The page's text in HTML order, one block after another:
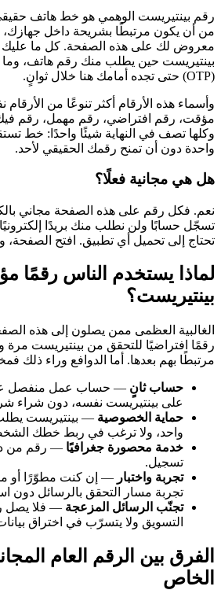
رقم بينتيريست الوهمي هو خط هاتف
من أن يكون مرتبطًا بشريحة داخل
معروض لك على هذه الصفحة. كل ما عليك
بينتيريست حين يطلب منك رقم هاتف،
(OTP) حتى تجده أمامك هنا خلال ثوانٍ.
وأسماء هذه الأرقام أكثر تنوعًا من
مؤقت، رقم افتراضي، رقم مهمل، رقم
وكلها تصف في النهاية شيئًا واحدًا: خط
واحدة دون أن تمنح رقمك الحقيقي لأحد.
هل هي مجانية فعلًا؟
نعم. فكل رقم على هذه الصفحة مجاني
تسجّل حسابًا ولن نطلب منك بريدًا
تحتاج إلى تحميل أي تطبيق. افتح الصفحة،
لماذا يستخدم الناس رقمًا
بينتيريست؟
الغالبية العظمى ممن يصلون إلى هذه
رقمًا افتراضيًا للتحقق من بينتيريست مرة
مرتبطًا بهم بعدها. أما الدوافع وراء ذلك
حساب ثانٍ — حساب عمل منفصل
على بينتيريست نفسه، دون شراء
حماية الخصوصية — بينتيريست
واحد، ولا ترغب في ربط خطك
خدمة محصورة جغرافيًا — رقم من
تسجيل.
تجربة واختبار — إن كنت مطوّرًا أو
تجربة مسار التحقق بالرسائل دون
تجنّب الرسائل المزعجة — فلا يصل
التسويق ولا يتسرّب في اختراق
الفرق بين الرقم العام
الخاص